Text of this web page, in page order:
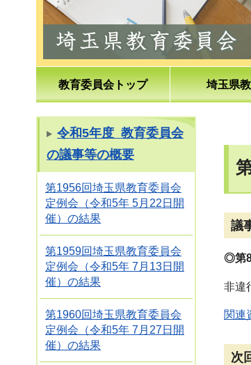
教育委員会トップ 埼玉県
令和5年度 教育委員会
の議事等の概要
第1956回埼玉県教育委員会
定例会（令和5年 5月22日開
催）の結果
第1959回埼玉県教育委員会
定例会（令和5年 7月13日開
催）の結果
第1960回埼玉県教育委員会
定例会（令和5年 7月27日開
催）の結果
議
◎第
非違
関連
次